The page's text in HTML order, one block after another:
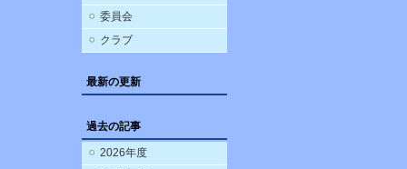
委員会
クラブ
最新の更新
過去の記事
2026年度